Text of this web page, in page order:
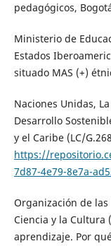
pedagógicos,
Ministerio de
Estados
situado MAS (+)
Naciones Unidas,
Desarrollo
y el Caribe (LC/
https://
7d87-4e79-8e7a-
Organización de
Ciencia y la Cultura
aprendizaje. Por